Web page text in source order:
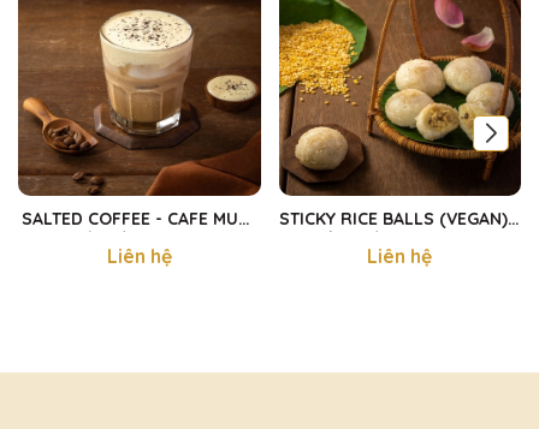
SALTED COFFEE - CAFE MUỐI
Liên hệ
STICKY RICE BALLS (VEGAN) -
Liên hệ